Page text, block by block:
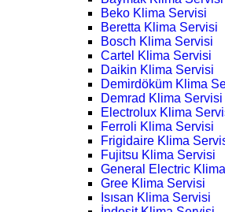
Beko Klima Servisi
Beretta Klima Servisi
Bosch Klima Servisi
Cartel Klima Servisi
Daikin Klima Servisi
Demirdöküm Klima
Demrad Klima Servisi
Electrolux Klima
Ferroli Klima Servisi
Frigidaire Klima
Fujitsu Klima Servisi
General Electric
Gree Klima Servisi
Isısan Klima Servisi